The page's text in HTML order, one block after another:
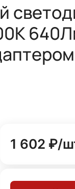
1 602 ₽/